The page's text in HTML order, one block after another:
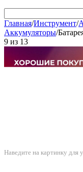
Главная/Инструмент/
Аккумуляторы/
9 из 13
Наведите на картинку для